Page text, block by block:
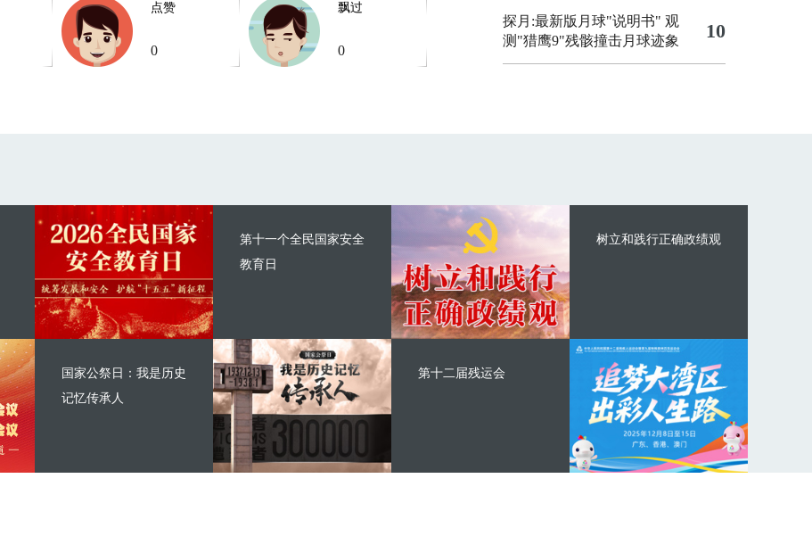
点赞
0
飘过
0
探月:最新版月球"说明书" 观
测"猎鹰9"残骸撞击月球迹象
10
第十一个全民国家安全
教育日
国家公祭日：我是历史
记忆传承人
树立和践行正确政绩观
第十二届残运会